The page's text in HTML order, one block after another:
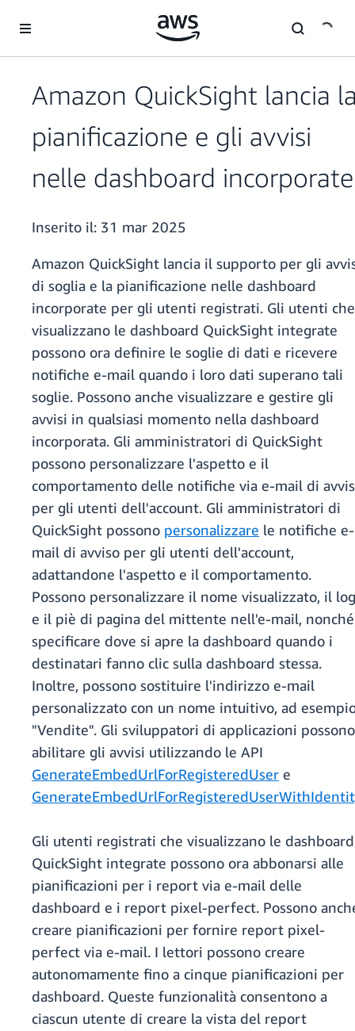
Amazon QuickSight lancia
pianificazione e gli avvisi
nelle dashboard incorporate
Inserito il: 31 mar 2025
Amazon QuickSight lancia il supporto per gli
di soglia e la pianificazione nelle dashboard
incorporate per gli utenti registrati. Gli utenti che
visualizzano le dashboard QuickSight integrate
possono ora definire le soglie di dati e ricevere
notifiche e-mail quando i loro dati superano tali
soglie. Possono anche visualizzare e gestire gli
avvisi in qualsiasi momento nella dashboard
incorporata. Gli amministratori di QuickSight
possono personalizzare l'aspetto e il
comportamento delle notifiche via e-mail di
per gli utenti dell'account. Gli amministratori di
QuickSight possono personalizzare le notifiche e-
mail di avviso per gli utenti dell'account,
adattandone l'aspetto e il comportamento.
Possono personalizzare il nome visualizzato, il
e il piè di pagina del mittente nell'e-mail, nonché
specificare dove si apre la dashboard quando i
destinatari fanno clic sulla dashboard stessa.
Inoltre, possono sostituire l'indirizzo e-mail
personalizzato con un nome intuitivo, ad
"Vendite". Gli sviluppatori di applicazioni possono
abilitare gli avvisi utilizzando le API
GenerateEmbedUrlForRegisteredUser e
Gli utenti registrati che visualizzano le dashboard
QuickSight integrate possono ora abbonarsi alle
pianificazioni per i report via e-mail delle
dashboard e i report pixel-perfect. Possono
creare pianificazioni per fornire report pixel-
perfect via e-mail. I lettori possono creare
autonomamente fino a cinque pianificazioni per
dashboard. Queste funzionalità consentono a
ciascun utente di creare la vista del report